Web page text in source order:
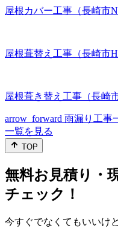
屋根カバー工事（長崎市N
屋根葺替え工事（長崎市H
屋根葺き替え工事（長崎
arrow_forward 雨漏り工事
一覧を見る
TOP
無料お見積り・
チェック！
今すぐでなくてもいいけ